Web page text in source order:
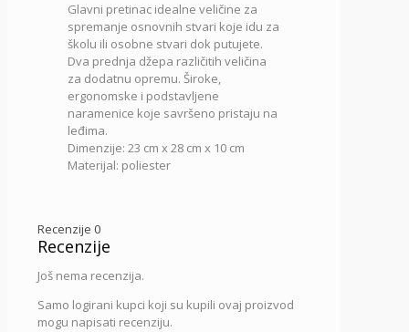
Glavni pretinac idealne veličine za
spremanje osnovnih stvari koje idu za
školu ili osobne stvari dok putujete.
Dva prednja džepa različitih veličina
za dodatnu opremu. Široke,
ergonomske i podstavljene
naramenice koje savršeno pristaju na
leđima.
Dimenzije: 23 cm x 28 cm x 10 cm
Materijal: poliester
Recenzije 0
Recenzije
Još nema recenzija.
Samo logirani kupci koji su kupili ovaj proizvod
mogu napisati recenziju.